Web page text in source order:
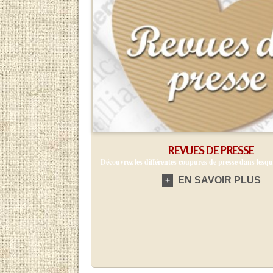
REVUES DE PRESSE
Découvrez les différentes coupures de presse dans
+ EN SAVOIR PLUS